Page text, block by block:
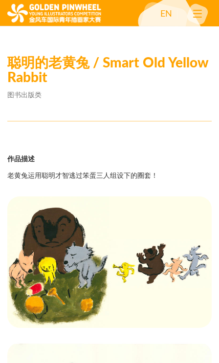
EN
聪明的老黄兔 / Smart Old Yellow
Rabbit
图书出版类
作品描述
老黄兔运用聪明才智逃过笨蛋三人组设下的圈套！